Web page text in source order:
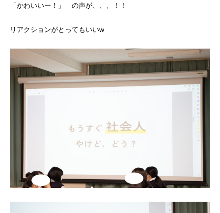
「かわいいー！」 の声が、、、！！
リアクションがとってもいいw